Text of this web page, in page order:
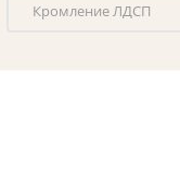
Кромление ЛДСП